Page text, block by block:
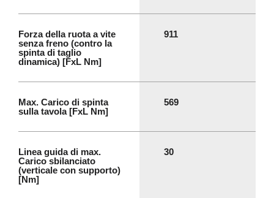
Forza della ruota a vite
senza freno (contro la
spinta di taglio
dinamica) [FxL Nm]
911
Max. Carico di spinta
sulla tavola [FxL Nm]
569
Linea guida di max.
Carico sbilanciato
(verticale con supporto)
[Nm]
30